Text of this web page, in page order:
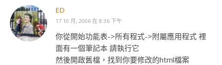
ED
17 10 月, 2006 在 8:36 下午
你從開始功能表->所有程式->附屬應用程式 裡
面有一個筆記本 請執行它
然後開啟舊檔，找到你要修改的html檔案